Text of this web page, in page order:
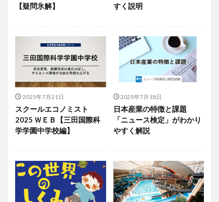
【疑問氷解】
すく説明
2025年7月21日
スクールエコノミスト
2025 ＷＥＢ【三田国際科
学学園中学校編】
2025年7月18日
日本産業の特徴と課題
「ニュース検定」がわかり
やすく解説